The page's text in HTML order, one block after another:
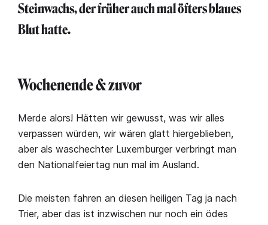
Steinwachs, der früher auch mal öfters blaues
Blut hatte.
Wochenende & zuvor
Merde alors! Hätten wir gewusst, was wir alles
verpassen würden, wir wären glatt hiergeblieben,
aber als waschechter Luxemburger verbringt man
den Nationalfeiertag nun mal im Ausland.
Die meisten fahren an diesen heiligen Tag ja nach
Trier, aber das ist inzwischen nur noch ein ödes